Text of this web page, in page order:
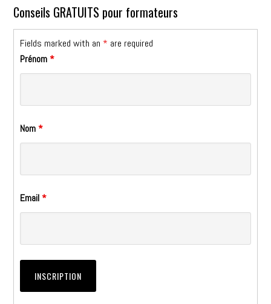
Conseils GRATUITS pour formateurs
Fields marked with an * are required
Prénom*
Nom*
Email*